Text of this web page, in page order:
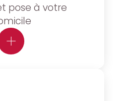
pose à votre